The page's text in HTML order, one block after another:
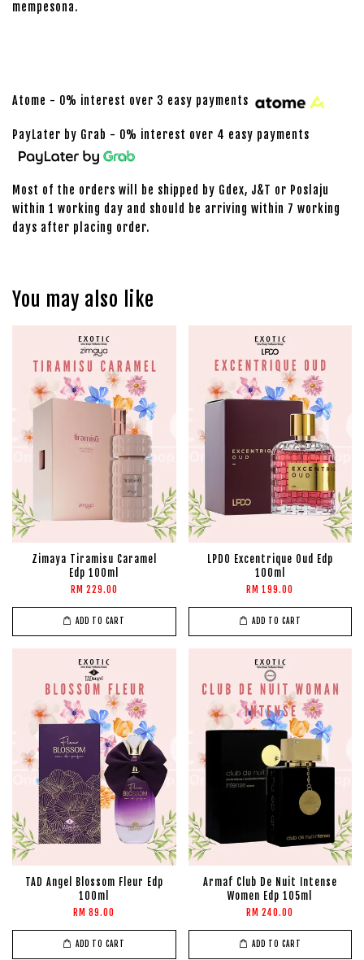
mempesona.
Atome - 0% interest over 3 easy payments
PayLater by Grab - 0% interest over 4 easy payments
Most of the orders will be shipped by Gdex, J&T or Poslaju
within 1 working day and should be arriving within 7 working
days after placing order.
You may also like
Zimaya Tiramisu Caramel
Edp 100ml
RM 229.00
ADD TO CART
LPDO Excentrique Oud Edp
100ml
RM 199.00
ADD TO CART
TAD Angel Blossom Fleur Edp
100ml
RM 89.00
ADD TO CART
Armaf Club De Nuit Intense
Women Edp 105ml
RM 240.00
ADD TO CART